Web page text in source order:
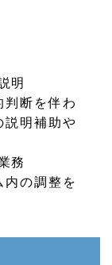
明
判断を伴わ
説明補助や
務
内の調整を